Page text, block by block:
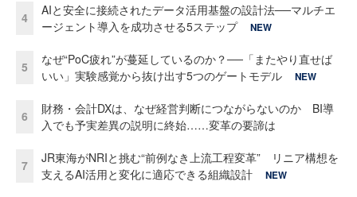
4
AIと安全に接続されたデータ活用基盤の設計法──マルチエ
ージェント導入を成功させる5ステップ
NEW
5
なぜ“PoC疲れ”が蔓延しているのか？──「またやり直せば
いい」実験感覚から抜け出す5つのゲートモデル
NEW
6
財務・会計DXは、なぜ経営判断につながらないのか BI導
入でも予実差異の説明に終始……変革の要諦は
7
JR東海がNRIと挑む“前例なき上流工程変革” リニア構想を
支えるAI活用と変化に適応できる組織設計
NEW